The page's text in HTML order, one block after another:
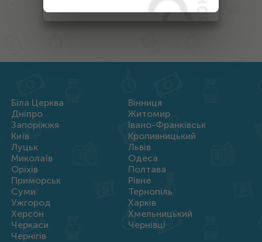
Біла Церква
Вінниця
Дніпро
Житомир
Запоріжжя
Івано-Франківськ
Київ
Кропивницький
Луцьк
Львів
Миколаїв
Одеса
Оріхів
Полтава
Приморськ
Рівне
Суми
Тернопіль
Ужгород
Харків
Херсон
Хмельницький
Черкаси
Чернівці
Чернігів